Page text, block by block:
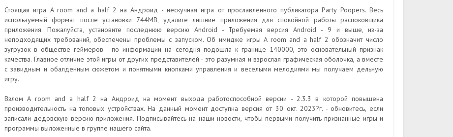
Стоящая игра A room and a half 2 на Андроид - нескучная игра от прославленного публикатора Party Poopers. Весь
используемый формат после установки 744MB, удалите лишние приложения для спокойной работы распоковщика
приложения. Пожалуйста, установите последнюю версию Android - Требуемая версия Android - 9 и выше, из-за
неподходящих требований, обеспечены проблемы с запуском. Об имидже игры A room and a half 2 обозначит число
зугрузок в обществе геймеров - по информации на сегодня подошла к границе 140000, это основательный признак
качества. Главное отличие этой игры от других представителей - это разумная и взрослая графическая оболочка, а вместе
с завидным и обалденным сюжетом и понятными кнопками управления и веселыми мелодиями мы получаем дельную
игру.
Взлом A room and a half 2 на Андроид на момент выхода работоспособной версии - 2.3.3 в которой повышена
производительность на топовых устройствах. На данный момент доступна версия от 30 окт. 2023?г. - обновитесь, если
записали дедовскую версию приложения. Подписывайтесь на наши новости, чтобы первыми получить признанные игры и
программы выложенные в группе нашего сайта.